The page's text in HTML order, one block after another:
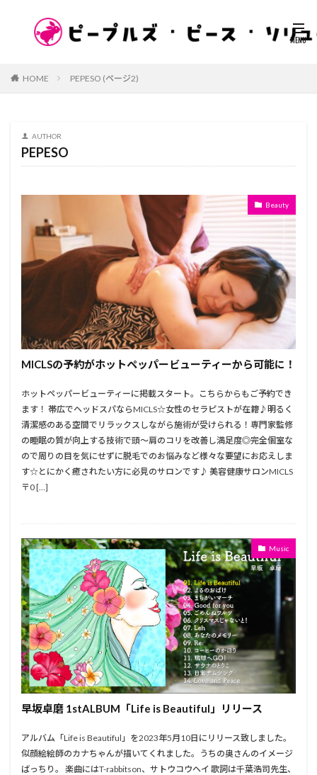
HOME PEPESO (ページ2)
AUTHOR
PEPESO
Beauty
MICLSの予約がホットペッパービューティーから可能に！
ホットペッパービューティーに掲載スタート。こちらからもご予約でき
ます！ 帯広でヘッドスパならMICLS☆女性のセラピストが在籍♪明るく
清潔感のある空間でリラックスしながら施術が受けられる！専門家監修
の睡眠の質が向上する技術で頭～肩のコリを改善し満足度◎完全個室な
ので周りの目を気にせずに脱毛でのお悩みなど様々な要望にお応えしま
す☆とにかく癒されたい方に必見のサロンです♪ 美容健康サロンMICLS
〒0 […]
Music
早坂卓磨 1stALBUM「Life is Beautiful」リリース
アルバム「Life is Beautiful」を2023年5月10日にリリース致しました。
似顔絵絵師のカナちゃんが描いてくれました。うちの奥さんのイメージ
ばっちり。 楽曲にはT-rabbitson、サトウコウヘイ 歌詞は千葉浩司先生、